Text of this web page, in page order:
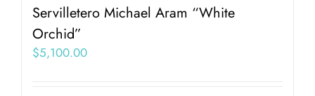
Servilletero Michael Aram “White
Orchid”
$5,100.00